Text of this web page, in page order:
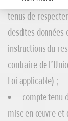
tenus de
desdites données
instructions du
contraire de
Loi applicable) ;
compte tenu
mise en œuvre et